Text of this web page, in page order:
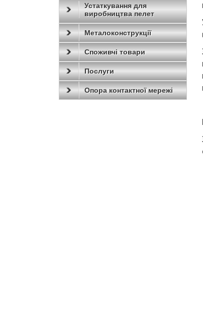
Устаткування для
виробництва пелет
Металоконструкції
Споживчі товари
Послуги
Опора контактної мережі